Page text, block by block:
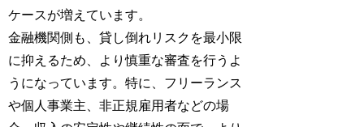
ケースが増えています。
金融機関側も、貸し倒れリスクを最小限
に抑えるため、より慎重な審査を行うよ
うになっています。特に、フリーランス
や個人事業主、非正規雇用者などの場